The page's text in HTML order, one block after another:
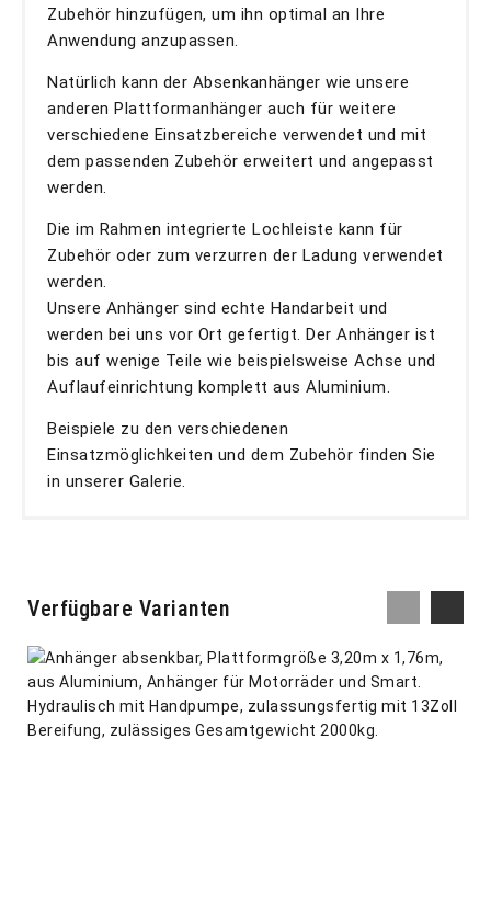
Zubehör hinzufügen, um ihn optimal an Ihre
Anwendung anzupassen.
Natürlich kann der Absenkanhänger wie unsere
anderen Plattformanhänger auch für weitere
verschiedene Einsatzbereiche verwendet und mit
dem passenden Zubehör erweitert und angepasst
werden.
Die im Rahmen integrierte Lochleiste kann für
Zubehör oder zum verzurren der Ladung verwendet
werden.
Unsere Anhänger sind echte Handarbeit und
werden bei uns vor Ort gefertigt. Der Anhänger ist
bis auf wenige Teile wie beispielsweise Achse und
Auflaufeinrichtung komplett aus Aluminium.
Beispiele zu den verschiedenen
Einsatzmöglichkeiten und dem Zubehör finden Sie
in unserer Galerie.
Verfügbare Varianten